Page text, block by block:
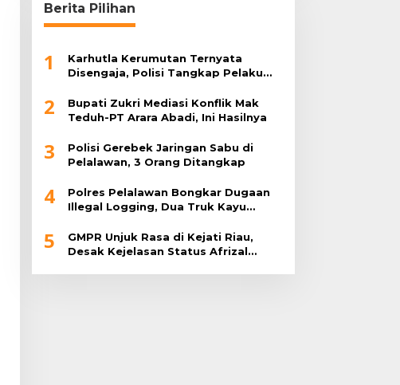
Berita Pilihan
1
Karhutla Kerumutan Ternyata
Disengaja, Polisi Tangkap Pelaku
2
Bupati Zukri Mediasi Konflik Mak
Teduh-PT Arara Abadi, Ini Hasilnya
3
Polisi Gerebek Jaringan Sabu di
Pelalawan, 3 Orang Ditangkap
4
Polres Pelalawan Bongkar Dugaan
Illegal Logging, Dua Truk Kayu
5
GMPR Unjuk Rasa di Kejati Riau,
Desak Kejelasan Status Afrizal